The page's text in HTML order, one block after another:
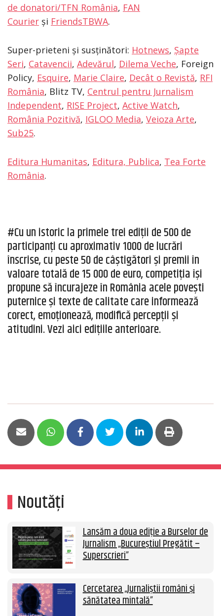
de donatori/TFN România, FAN
Courier și FriendsTBWA.
Super-prieteni și susținători: Hotnews, Șapte
Seri, Catavencii, Adevărul, Dilema Veche, Foreign
Policy, Esquire, Marie Claire, Decât o Revistă, RFI
România, Blitz TV, Centrul pentru Jurnalism
Independent, RISE Project, Active Watch,
România Pozitivă, IGLOO Media, Veioza Arte,
Sub25.
Editura Humanitas, Editura, Publica, Tea Forte
România.
#Cu un istoric la primele trei ediții de 500 de
participanți cu aproximativ 1000 de lucrări
înscrise, cu peste 50 de câștigători și premii în
valoare totală de 15 000 de euro, competiția își
propune să încurajeze în România acele povești
puternice și texte de calitate care informează
corect, emoționează, modifică percepții și
atitudini. Vezi aici edițiile anterioare.
Noutăți
Lansăm a doua ediție a Burselor de
Jurnalism „Bucureștiul Pregătit –
Superscrieri”
Cercetarea „Jurnaliștii români și
sănătatea mintală”